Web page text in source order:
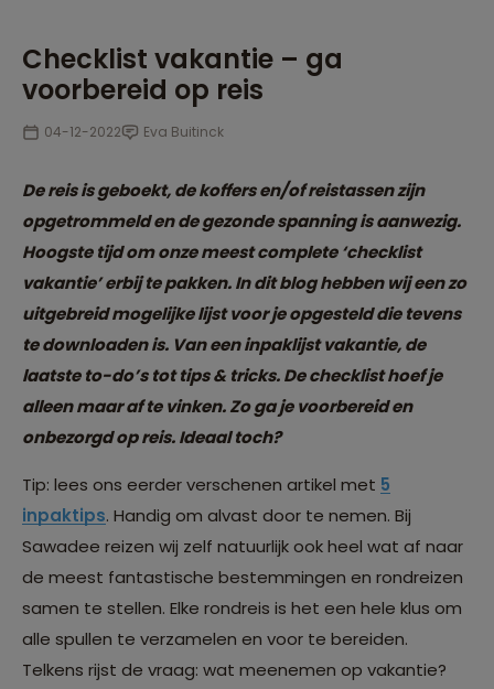
Checklist vakantie – ga
voorbereid op reis
04-12-2022 Eva Buitinck
De reis is geboekt, de koffers en/of reistassen zijn
opgetrommeld en de gezonde spanning is aanwezig.
Hoogste tijd om onze meest complete ‘checklist
vakantie’ erbij te pakken. In dit blog hebben wij een zo
uitgebreid mogelijke lijst voor je opgesteld die tevens
te downloaden is. Van een inpaklijst vakantie, de
laatste to-do’s tot tips & tricks. De checklist hoef je
alleen maar af te vinken. Zo ga je voorbereid en
onbezorgd op reis. Ideaal toch?
Tip: lees ons eerder verschenen artikel met 5
inpaktips. Handig om alvast door te nemen. Bij
Sawadee reizen wij zelf natuurlijk ook heel wat af naar
de meest fantastische bestemmingen en rondreizen
samen te stellen. Elke rondreis is het een hele klus om
alle spullen te verzamelen en voor te bereiden.
Telkens rijst de vraag: wat meenemen op vakantie?